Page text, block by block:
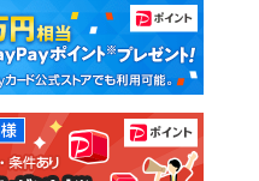
中古マンション
中古一戸建て
土地
教えて！住まいの先生